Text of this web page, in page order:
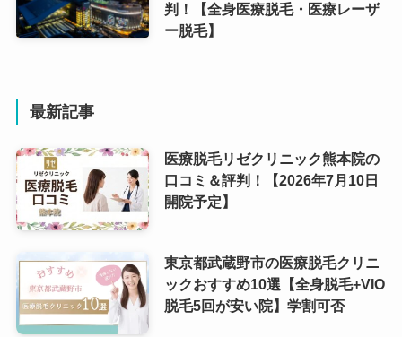
判！【全身医療脱毛・医療レーザ
ー脱毛】
最新記事
医療脱毛リゼクリニック熊本院の
口コミ＆評判！【2026年7月10日
開院予定】
東京都武蔵野市の医療脱毛クリニ
ックおすすめ10選【全身脱毛+VIO
脱毛5回が安い院】学割可否